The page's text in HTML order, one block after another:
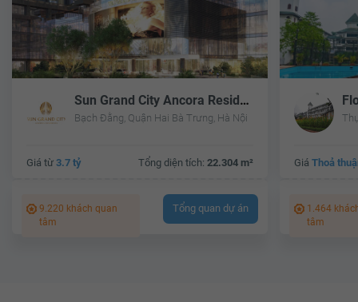
Sun Grand City Ancora Residence
Bạch Đằng, Quận Hai Bà Trưng, Hà Nội
Giá từ 3.7 tỷ Tổng diện tích: 22.304 m²
9.220 khách quan
tâm
Tổng quan dự án
Giá Thoả
1.464
tâm